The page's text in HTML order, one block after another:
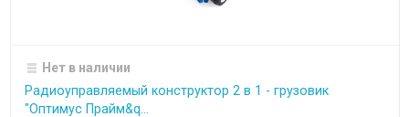
Нет в наличии
Радиоуправляемый конструктор 2 в 1 - грузовик
"Оптимус Прайм&q...